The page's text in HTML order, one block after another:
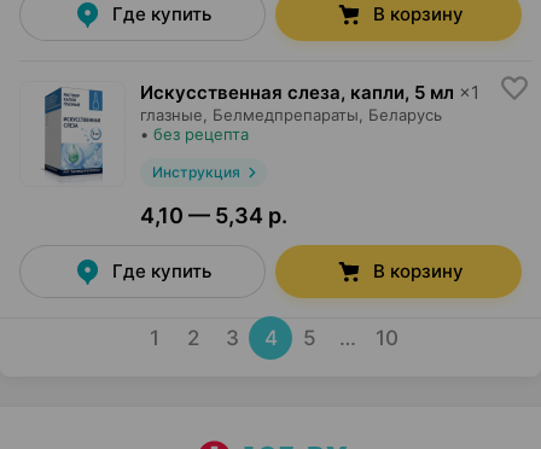
Где купить В корзину
Искусственная слеза, капли, 5 мл ×1
глазные, Белмедпрепараты , Беларусь
• без рецепта
Инструкция
4,10 — 5,34 р.
Где купить В корзину
1 2 3 4 5 … 10